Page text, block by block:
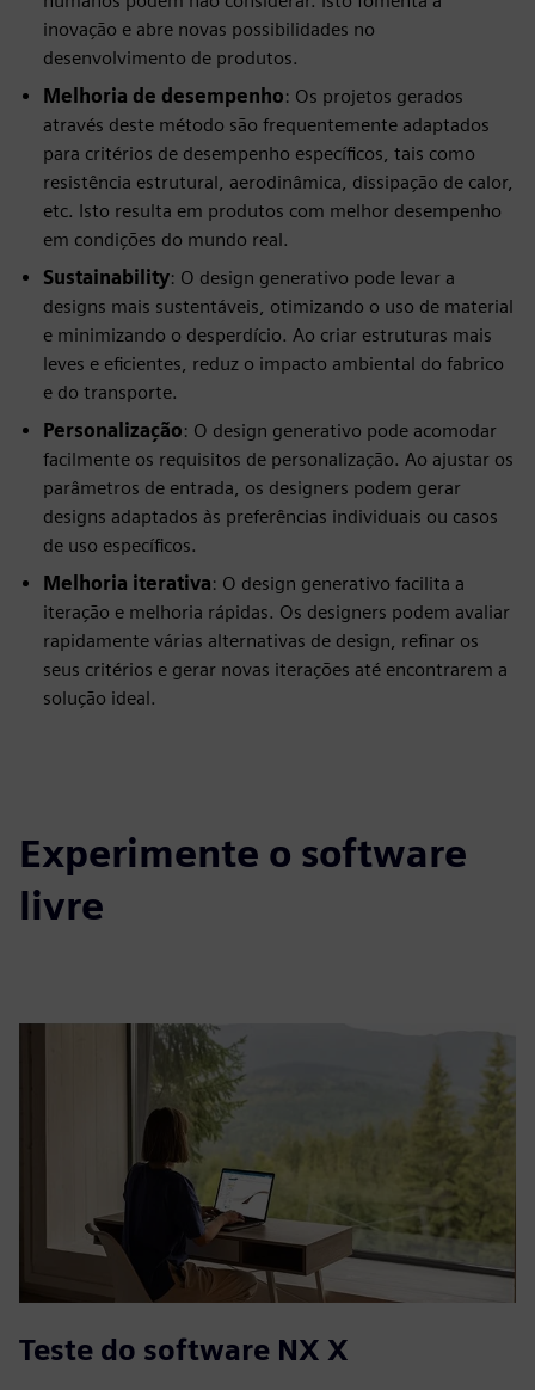
inovação e abre novas possibilidades no
desenvolvimento de produtos.
Melhoria de desempenho: Os projetos gerados
através deste método são frequentemente adaptados
para critérios de desempenho específicos, tais como
resistência estrutural, aerodinâmica, dissipação de calor,
etc. Isto resulta em produtos com melhor desempenho
em condições do mundo real.
Sustainability: O design generativo pode levar a
designs mais sustentáveis, otimizando o uso de material
e minimizando o desperdício. Ao criar estruturas mais
leves e eficientes, reduz o impacto ambiental do fabrico
e do transporte.
Personalização: O design generativo pode acomodar
facilmente os requisitos de personalização. Ao ajustar os
parâmetros de entrada, os designers podem gerar
designs adaptados às preferências individuais ou casos
de uso específicos.
Melhoria iterativa: O design generativo facilita a
iteração e melhoria rápidas. Os designers podem avaliar
rapidamente várias alternativas de design, refinar os
seus critérios e gerar novas iterações até encontrarem a
solução ideal.
Experimente o software
livre
Teste do software NX X